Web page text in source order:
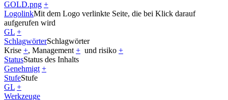
GOLD.png +
LogolinkMit dem Logo verlinkte Seite, die bei Klick darauf
aufgerufen wird
GL +
SchlagwörterSchlagwörter
Krise +, Management + und risiko +
StatusStatus des Inhalts
Genehmigt +
StufeStufe
GL +
Werkzeuge